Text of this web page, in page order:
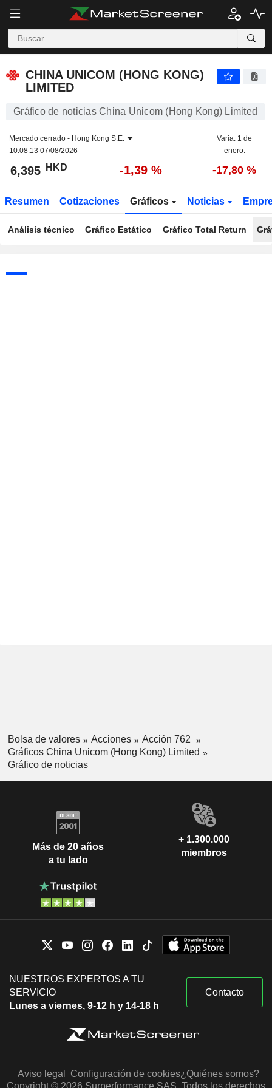
CHINA UNICOM (HONG KONG)
LIMITED
Gráfico de noticias China Unicom (Hong Kong) Limited
Mercado cerrado - Hong Kong S.E.
10:08:13 07/08/2026
Varia. 1 de
enero.
6,395 HKD -1,39 % -17,80 %
Resumen Cotizaciones Gráficos Noticias
Análisis técnico Gráfico Estático Gráfico Total Return
Bolsa de valores Acciones
Acción 762
Gráficos China Unicom (Hong Kong) Limited
Gráfico de noticias
Más de 20 años
a tu lado
+ 1.300.000
miembros
NUESTROS EXPERTOS A TU
SERVICIO
Lunes a viernes, 9-12 h y 14-18 h
Contacto
Aviso legal Configuración de cookies¿Quiénes somos?
Copyright © 2026 Surperformance SAS. Todos los derechos